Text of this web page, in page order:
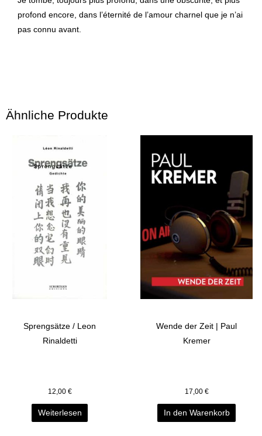
profond encore, dans l’éternité de l’amour charnel que je n’ai
pas connu avant.
Ähnliche Produkte
Sprengsätze / Leon
Rinaldetti
12,00 €
Weiterlesen
Wende der Zeit | Paul
Kremer
17,00 €
In den Warenkorb